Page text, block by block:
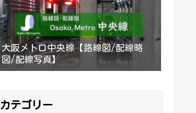
大阪メトロ中央線【路線図/配線略
図/配線写真】
カテゴリー